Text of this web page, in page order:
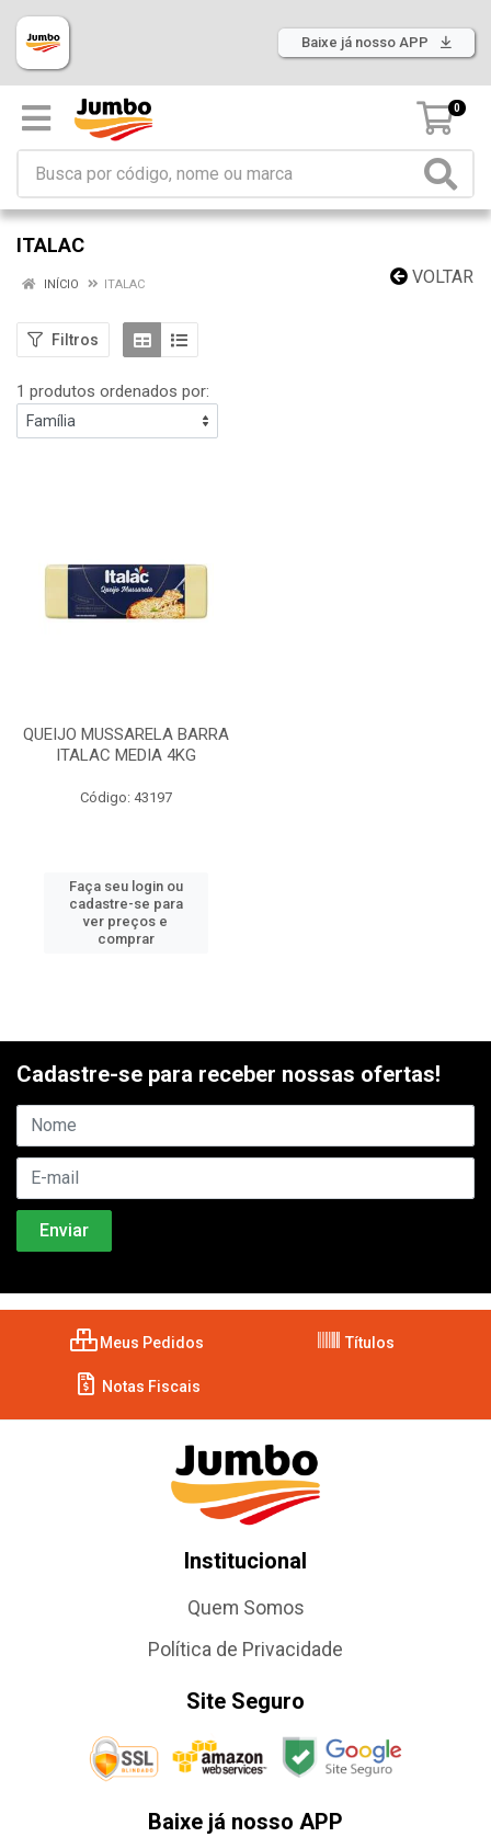
Baixe já nosso APP
0
ITALAC
VOLTAR
INÍCIO ITALAC
Filtros
1 produtos ordenados por:
QUEIJO MUSSARELA BARRA
ITALAC MEDIA 4KG
Código: 43197
Faça seu login ou
cadastre-se para
ver preços e
comprar
Cadastre-se para receber nossas ofertas!
Meus Pedidos Títulos
Notas Fiscais
Institucional
Quem Somos
Política de Privacidade
Site Seguro
Baixe já nosso APP